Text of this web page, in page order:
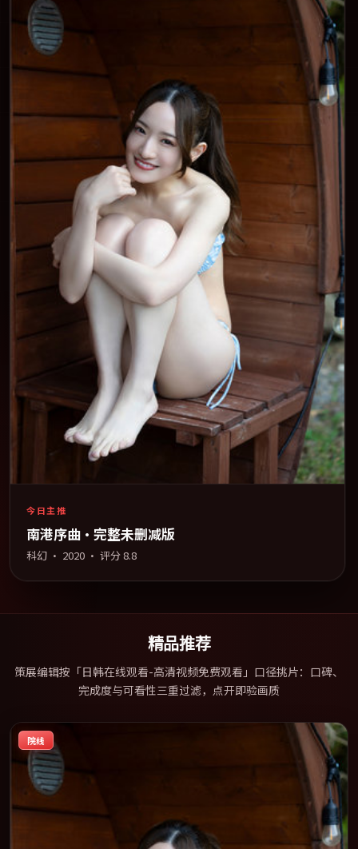
今日主推
南港序曲·完整未删减版
科幻 · 2020 · 评分 8.8
精品推荐
策展编辑按「日韩在线观看-高清视频免费观看」口径挑片：口碑、
完成度与可看性三重过滤，点开即验画质
院线